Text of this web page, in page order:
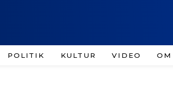
POLITIK KULTUR VIDEO OM